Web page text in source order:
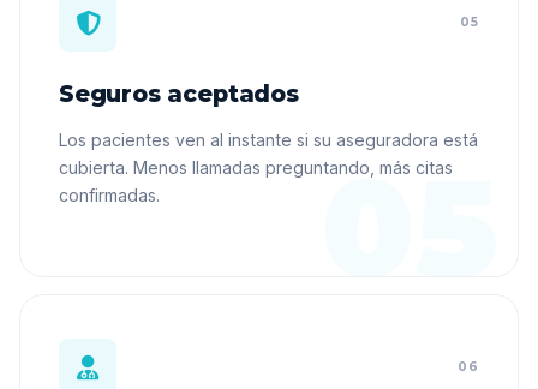
05
Seguros aceptados
Los pacientes ven al instante si su aseguradora está
cubierta. Menos llamadas preguntando, más citas
confirmadas.
06